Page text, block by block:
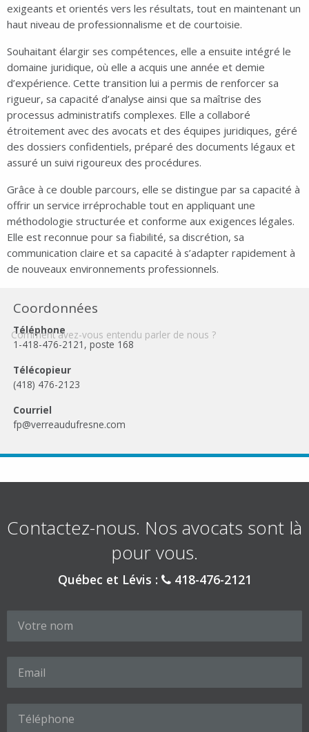
Coordonnées
Téléphone
1-418-476-2121 , poste 168
Télécopieur
(418) 476-2123
Courriel
fp@verreaudufresne.com
exigeants et orientés vers les résultats, tout en maintenant un
haut niveau de professionnalisme et de courtoisie.
Souhaitant élargir ses compétences, elle a ensuite intégré le
domaine juridique, où elle a acquis une année et demie
d’expérience. Cette transition lui a permis de renforcer sa
rigueur, sa capacité d’analyse ainsi que sa maîtrise des
processus administratifs complexes. Elle a collaboré
étroitement avec des avocats et des équipes juridiques, géré
des dossiers confidentiels, préparé des documents légaux et
assuré un suivi rigoureux des procédures.
Grâce à ce double parcours, elle se distingue par sa capacité à
offrir un service irréprochable tout en appliquant une
méthodologie structurée et conforme aux exigences légales.
Elle est reconnue pour sa fiabilité, sa discrétion, sa
communication claire et sa capacité à s’adapter rapidement à
de nouveaux environnements professionnels.
Contactez-nous. Nos avocats sont là
pour vous.
Québec et Lévis : 418-476-2121
Comment avez-vous entendu parler de nous ?